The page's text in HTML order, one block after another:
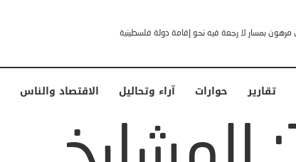
تقارير حوارات آراء وتحاليل الاقتصاد والناس